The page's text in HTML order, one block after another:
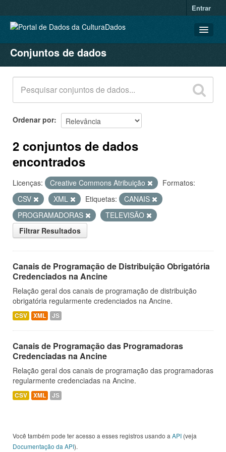
Entrar
CONJUNTOS DE DADOS
ORGANIZAÇÕES
GRUPOS
SOBRE
Conjuntos de dados
Ordenar por
2 conjuntos de dados
encontrados
Licenças: Creative Commons Atribuição
Formatos:
CSV
XML Etiquetas:
CANAIS
PROGRAMADORAS
TELEVISÃO
Filtrar Resultados
Canais de Programação de Distribuição Obrigatória
Credenciados na Ancine
Relação geral dos canais de programação de distribuição
obrigatória regularmente credenciados na Ancine.
CSV XML JS
Canais de Programação das Programadoras
Credenciadas na Ancine
Relação geral dos canais de programação das programadoras
regularmente credenciadas na Ancine.
CSV XML JS
Você também pode ter acesso a esses registros usando a API (veja
Documentação da API).